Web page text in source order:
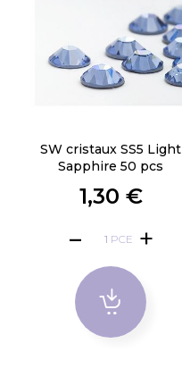
SW cristaux SS5 Light
Sapphire 50 pcs
1,30 €
PCE